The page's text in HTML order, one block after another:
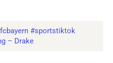
#sportstiktok
– Drake